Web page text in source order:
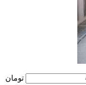
تومان